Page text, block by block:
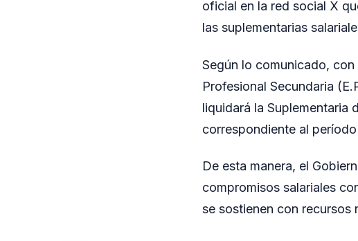
oficial en la red social X
las suplementarias
Según lo comunicado,
Profesional Secundaria
liquidará la Suplementaria
correspondiente al
De esta manera, el
compromisos salariales
se sostienen con recursos